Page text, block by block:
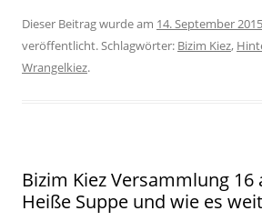
Dieser Beitrag wurde am 14. September 2015
veröffentlicht. Schlagwörter: Bizim Kiez,
Wrangelkiez.
Bizim Kiez Versammlung 16
Heiße Suppe und wie es